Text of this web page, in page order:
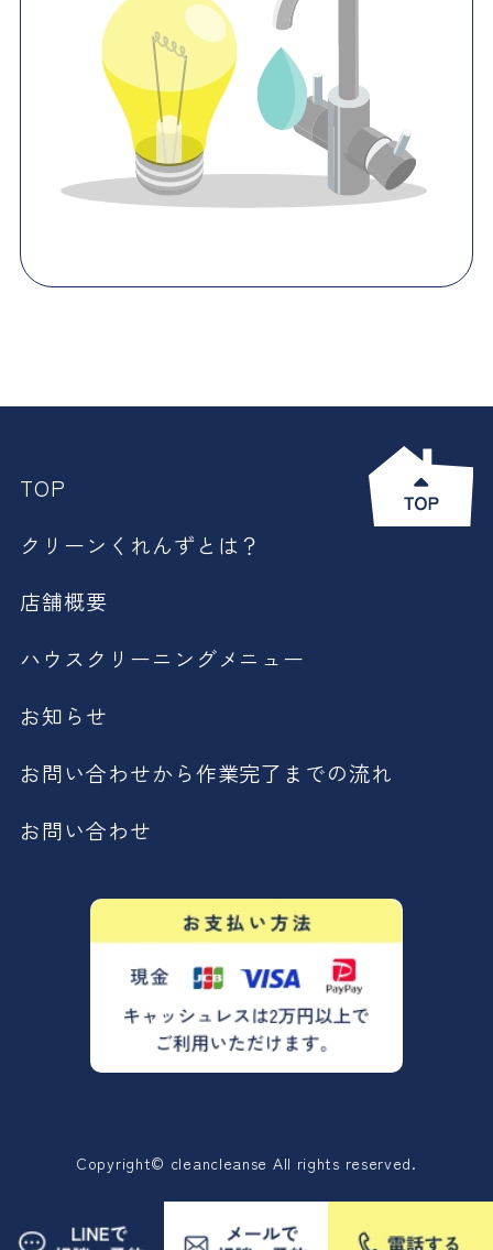
TOP
クリーンくれんずとは？
店舗概要
ハウスクリーニングメニュー
お知らせ
お問い合わせから作業完了までの流れ
お問い合わせ
Copyright© cleancleanse All rights reserved.